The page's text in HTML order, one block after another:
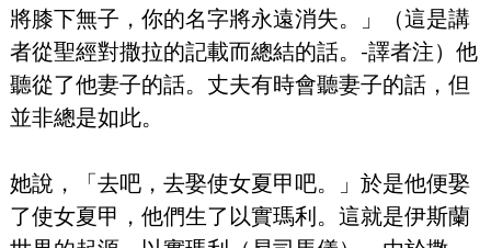
將膝下無子，你的名字將永遠消失。」（這是講
者從聖經對撒拉的記載而總結的話。-譯者注）他
聽從了他妻子的話。丈夫有時會聽妻子的話，但
並非總是如此。
她說，「去吧，去娶使女夏甲吧。」於是他便娶
了使女夏甲，他們生了以實瑪利。這就是伊斯蘭